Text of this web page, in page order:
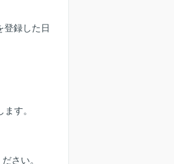
録した日
す。
さい。